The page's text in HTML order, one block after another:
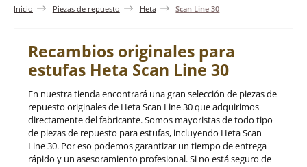
Inicio Piezas de repuesto Heta Scan Line 30
Recambios originales para
estufas Heta Scan Line 30
En nuestra tienda encontrará una gran selección de piezas de
repuesto originales de Heta Scan Line 30 que adquirimos
directamente del fabricante. Somos mayoristas de todo tipo
de piezas de repuesto para estufas, incluyendo Heta Scan
Line 30. Por eso podemos garantizar un tiempo de entrega
rápido y un asesoramiento profesional. Si no está seguro de